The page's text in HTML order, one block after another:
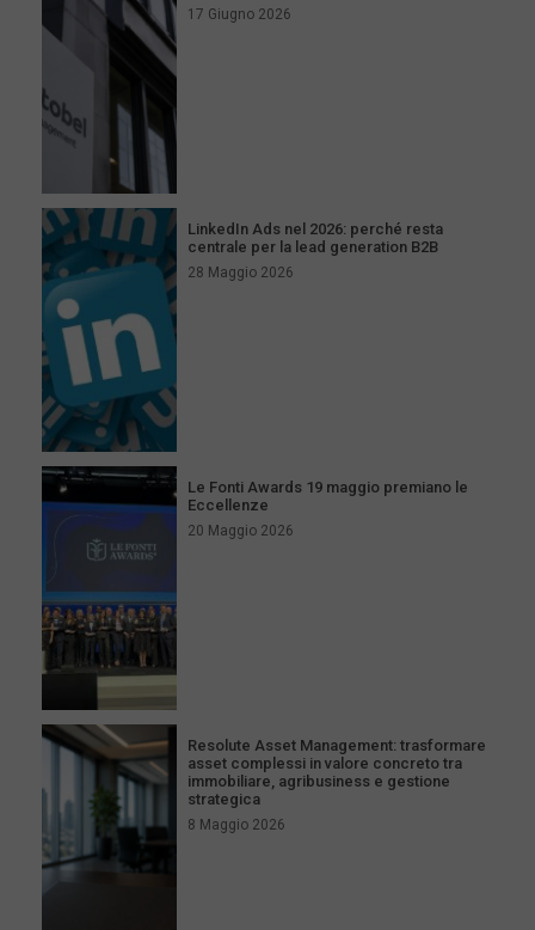
17 Giugno 2026
LinkedIn Ads nel 2026: perché resta
centrale per la lead generation B2B
28 Maggio 2026
Le Fonti Awards 19 maggio premiano le
Eccellenze
20 Maggio 2026
Resolute Asset Management: trasformare
asset complessi in valore concreto tra
immobiliare, agribusiness e gestione
strategica
8 Maggio 2026